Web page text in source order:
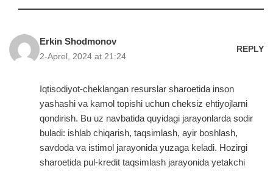
Erkin Shodmonov
2-Aprel, 2024 at 21:24
REPLY
Iqtisodiyot-cheklangan resurslar sharoetida inson
yashashi va kamol topishi uchun cheksiz ehtiyojlarni
qondirish. Bu uz navbatida quyidagi jarayonlarda sodir
buladi: ishlab chiqarish, taqsimlash, ayir boshlash,
savdoda va istimol jarayonida yuzaga keladi. Hozirgi
sharoetida pul-kredit taqsimlash jarayonida yetakchi